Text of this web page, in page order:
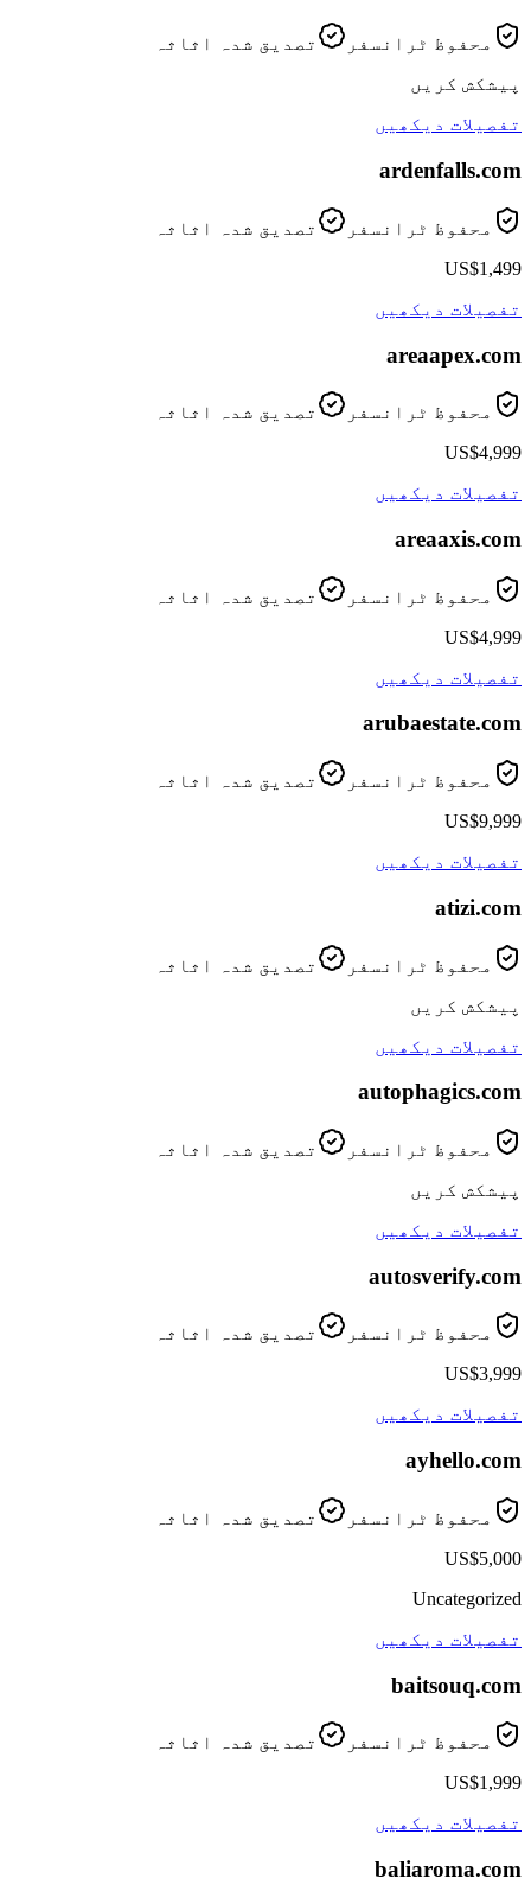
محفوظ ٹرانسفر
تصدیق شدہ اثاثہ
پیشکش کریں
تفصیلات دیکھیں
ardenfalls.com
محفوظ ٹرانسفر
تصدیق شدہ اثاثہ
US$1,499
تفصیلات دیکھیں
areaapex.com
محفوظ ٹرانسفر
تصدیق شدہ اثاثہ
US$4,999
تفصیلات دیکھیں
areaaxis.com
محفوظ ٹرانسفر
تصدیق شدہ اثاثہ
US$4,999
تفصیلات دیکھیں
arubaestate.com
محفوظ ٹرانسفر
تصدیق شدہ اثاثہ
US$9,999
تفصیلات دیکھیں
atizi.com
محفوظ ٹرانسفر
تصدیق شدہ اثاثہ
پیشکش کریں
تفصیلات دیکھیں
autophagics.com
محفوظ ٹرانسفر
تصدیق شدہ اثاثہ
پیشکش کریں
تفصیلات دیکھیں
autosverify.com
محفوظ ٹرانسفر
تصدیق شدہ اثاثہ
US$3,999
تفصیلات دیکھیں
ayhello.com
محفوظ ٹرانسفر
تصدیق شدہ اثاثہ
US$5,000
Uncategorized
تفصیلات دیکھیں
baitsouq.com
محفوظ ٹرانسفر
تصدیق شدہ اثاثہ
US$1,999
تفصیلات دیکھیں
baliaroma.com